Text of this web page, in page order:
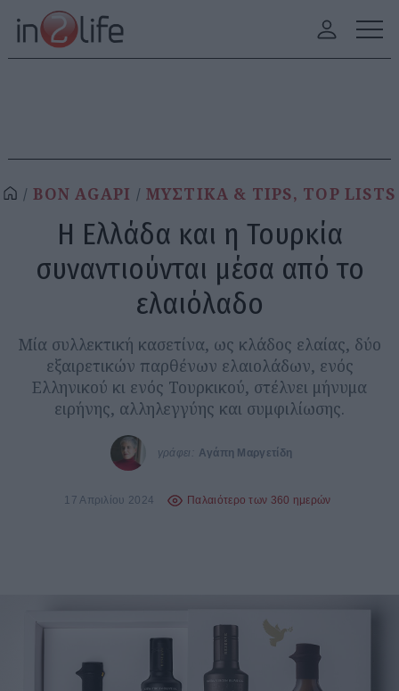
BON AGAPI ΜΥΣΤΙΚΑ & TIPS, TOP LISTS
Η Ελλάδα και η Τουρκία
συναντιούνται μέσα από το
ελαιόλαδο
Μία συλλεκτική κασετίνα, ως κλάδος ελαίας, δύο
εξαιρετικών παρθένων ελαιολάδων, ενός
Ελληνικού κι ενός Τουρκικού, στέλνει μήνυμα
ειρήνης, αλληλεγγύης και συμφιλίωσης.
γράφει: Αγάπη Μαργετίδη
17 Απριλίου 2024 Παλαιότερο των 360 ημερών